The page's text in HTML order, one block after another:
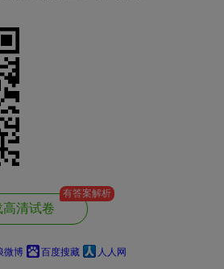
高清试卷
有答案解析
微博 百度搜藏 人人网